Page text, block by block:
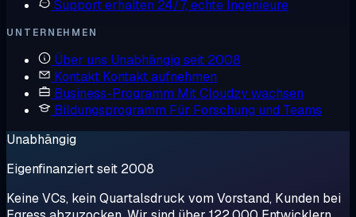
Support erhalten 24/7, echte Ingenieure
UNTERNEHMEN
Über uns Unabhängig seit 2008
Kontakt Kontakt aufnehmen
Business-Programm Mit Cloudzy wachsen
Bildungsprogramm Für Forschung und Teams
Unabhängig
Eigenfinanziert seit 2008
Keine VCs, kein Quartalsdruck vom Vorstand, Kunden bei